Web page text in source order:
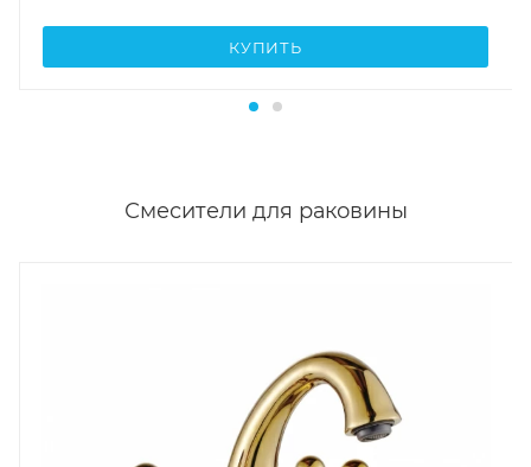
КУПИТЬ
Смесители для раковины